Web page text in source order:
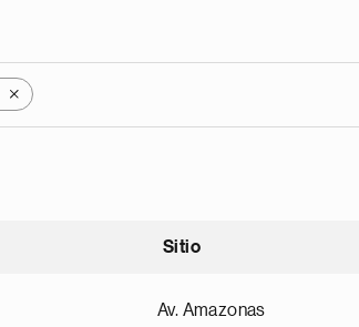
X
Sitio
Av. Amazonas